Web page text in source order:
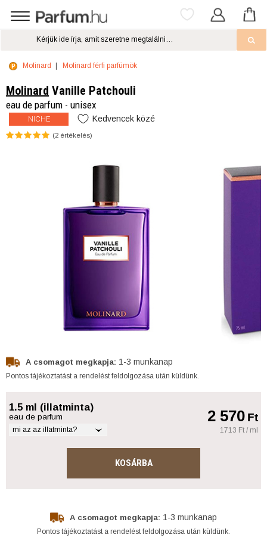
Molinard Molinard férfi parfümök
Molinard Vanille Patchouli
eau de parfum - unisex
NICHE Kedvencek közé
(2 értékelés)
A csomagot megkapja: 1-3 munkanap
Pontos tájékoztatást a rendelést feldolgozása után küldünk.
1.5 ml (illatminta)
eau de parfum
mi az az illatminta?
2 570Ft
1713 Ft / ml
KOSÁRBA
A csomagot megkapja: 1-3 munkanap
Pontos tájékoztatást a rendelést feldolgozása után küldünk.